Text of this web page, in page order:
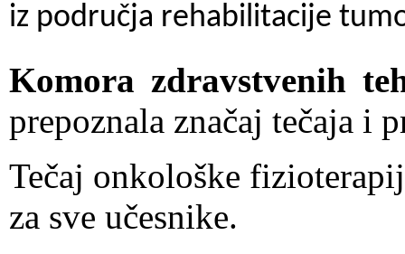
iz područja rehabilitacije
Komora zdravstvenih
prepoznala značaj tečaja i
Tečaj onkološke
za sve učesnike.